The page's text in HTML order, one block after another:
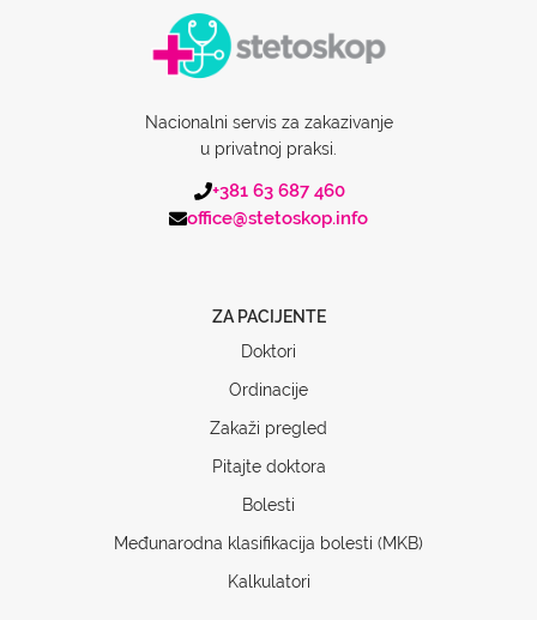
Nacionalni servis za zakazivanje
u privatnoj praksi.
+381 63 687 460
office@stetoskop.info
ZA PACIJENTE
Doktori
Ordinacije
Zakaži pregled
Pitajte doktora
Bolesti
Međunarodna klasifikacija bolesti (MKB)
Kalkulatori